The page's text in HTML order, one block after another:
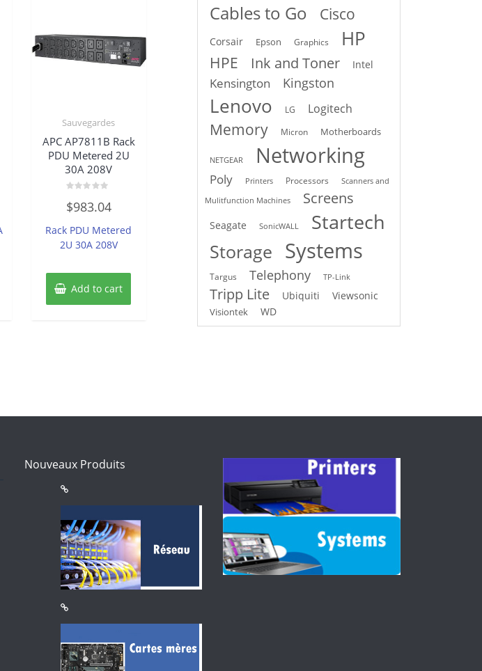
Sauvegardes
APC AP7811B Rack
PDU Metered 2U
30A 208V
0
out
5
$983.04
Rack PDU Metered
2U 30A 208V
Add to cart
Cables to Go Cisco
Corsair Epson Graphics HP
HPE Ink and Toner Intel
Kensington Kingston
Lenovo LG Logitech
Memory Micron Motherboards
NETGEAR Networking
Poly Printers Processors
Scanners and
Mulitfunction Machines
Screens
Seagate SonicWALL Startech
Storage Systems
Targus Telephony TP-Link
Tripp Lite Ubiquiti Viewsonic
Visiontek WD
Nouveaux Produits